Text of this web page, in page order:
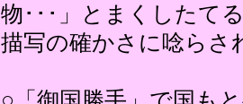
物･･･」とまくしたて
描写の確かさに唸らさ